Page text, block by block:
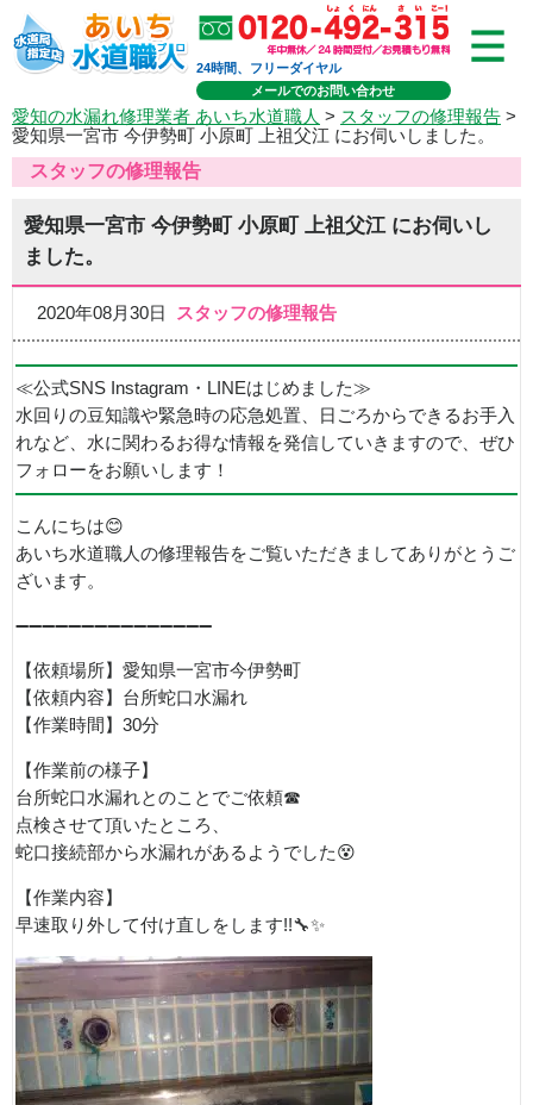
24時間、フリーダイヤル
メールでのお問い合わせ
愛知の水漏れ修理業者 あいち水道職人 > スタッフの修理報告 >
愛知県一宮市 今伊勢町 小原町 上祖父江 にお伺いしました。
スタッフの修理報告
愛知県一宮市 今伊勢町 小原町 上祖父江 にお伺いし
ました。
2020年08月30日 スタッフの修理報告
≪公式SNS Instagram・LINEはじめました≫
水回りの豆知識や緊急時の応急処置、日ごろからできるお手入
れなど、水に関わるお得な情報を発信していきますので、ぜひ
フォローをお願いします！
こんにちは😊
あいち水道職人の修理報告をご覧いただきましてありがとうご
ざいます。
➖➖➖➖➖➖➖➖➖➖➖➖➖➖➖
【依頼場所】愛知県一宮市今伊勢町
【依頼内容】台所蛇口水漏れ
【作業時間】30分
【作業前の様子】
台所蛇口水漏れとのことでご依頼☎
点検させて頂いたところ、
蛇口接続部から水漏れがあるようでした😵
【作業内容】
早速取り外して付け直しをします!!🔧✨